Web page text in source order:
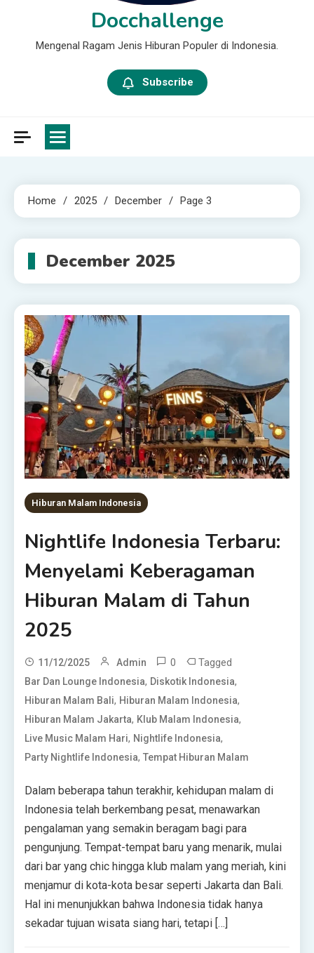
Docchallenge
Mengenal Ragam Jenis Hiburan Populer di Indonesia.
Subscribe
Home 2025 December Page 3
December 2025
Hiburan Malam Indonesia
Nightlife Indonesia Terbaru:
Menyelami Keberagaman
Hiburan Malam di Tahun
2025
11/12/2025 Admin 0 Tagged
Bar Dan Lounge Indonesia, Diskotik Indonesia,
Hiburan Malam Bali, Hiburan Malam Indonesia,
Hiburan Malam Jakarta, Klub Malam Indonesia,
Live Music Malam Hari, Nightlife Indonesia,
Party Nightlife Indonesia,Tempat Hiburan Malam
Dalam beberapa tahun terakhir, kehidupan malam di
Indonesia telah berkembang pesat, menawarkan
pengalaman yang semakin beragam bagi para
pengunjung. Tempat-tempat baru yang menarik, mulai
dari bar yang chic hingga klub malam yang meriah, kini
menjamur di kota-kota besar seperti Jakarta dan Bali.
Hal ini menunjukkan bahwa Indonesia tidak hanya
sekadar tujuan wisata siang hari, tetapi […]